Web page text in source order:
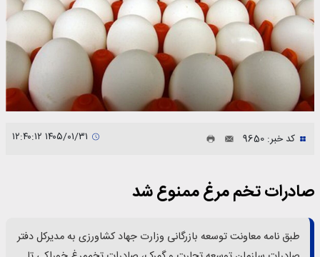
کد خبر: 9650
صادرات تخم مرغ ممنوع شد
طبق نامه معاونت توسعه بازرگانی وزارت جهاد کشاورزی به مدیرکل دفتر